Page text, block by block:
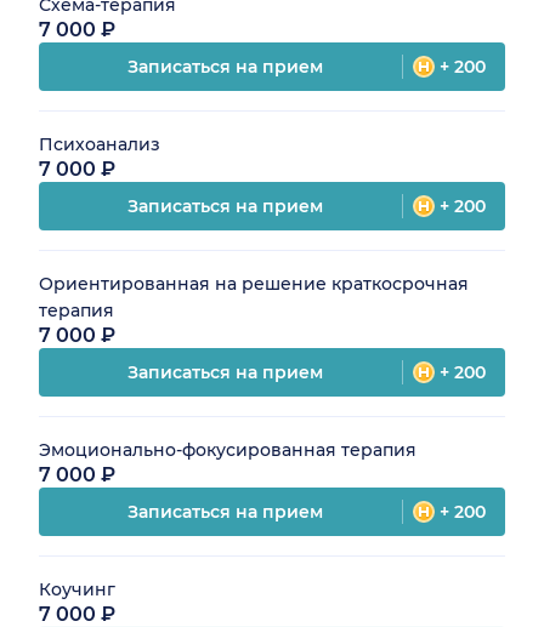
Схема-терапия
7 000 ₽
Записаться на прием + 200
Психоанализ
7 000 ₽
Записаться на прием + 200
Ориентированная на решение краткосрочная
терапия
7 000 ₽
Записаться на прием + 200
Эмоционально-фокусированная терапия
7 000 ₽
Записаться на прием + 200
Коучинг
7 000 ₽